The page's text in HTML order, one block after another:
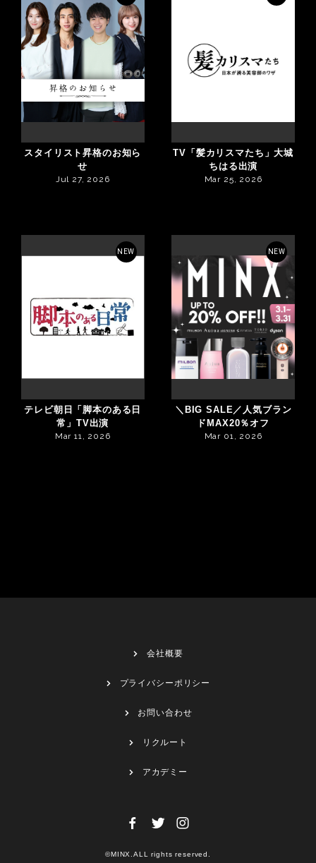
スタイリスト昇格のお知ら
せ
Jul 27, 2026
TV「髪カリスマたち」大城
ちはる出演
Mar 25, 2026
NEW
テレビ朝日「脚本のある日
常」TV出演
Mar 11, 2026
NEW
＼BIG SALE／人気ブラン
ドMAX20％オフ
Mar 01, 2026
会社概要
プライバシーポリシー
お問い合わせ
リクルート
アカデミー
©MINX.ALL rights reserved.